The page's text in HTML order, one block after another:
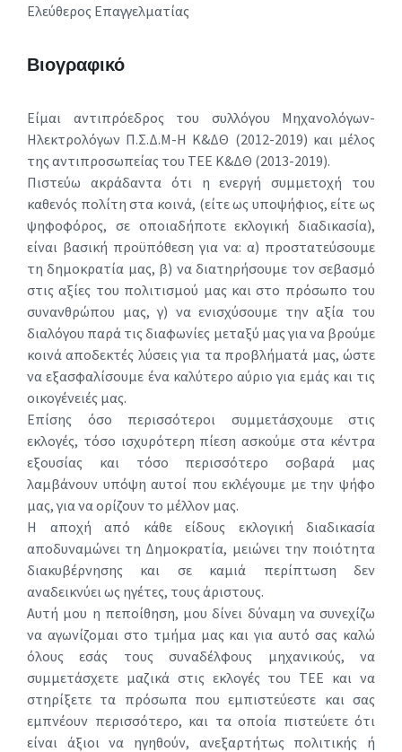
Ελεύθερος Επαγγελματίας
Βιογραφικό
Είμαι αντιπρόεδρος του συλλόγου Μηχανολόγων-
Ηλεκτρολόγων Π.Σ.Δ.Μ-Η Κ&ΔΘ (2012-2019) και μέλος
της αντιπροσωπείας του ΤΕΕ Κ&ΔΘ (2013-2019).
Πιστεύω ακράδαντα ότι η ενεργή συμμετοχή του
καθενός πολίτη στα κοινά, (είτε ως υποψήφιος, είτε ως
ψηφοφόρος, σε οποιαδήποτε εκλογική διαδικασία),
είναι βασική προϋπόθεση για να: α) προστατεύσουμε
τη δημοκρατία μας, β) να διατηρήσουμε τον σεβασμό
στις αξίες του πολιτισμού μας και στο πρόσωπο του
συνανθρώπου μας, γ) να ενισχύσουμε την αξία του
διαλόγου παρά τις διαφωνίες μεταξύ μας για να βρούμε
κοινά αποδεκτές λύσεις για τα προβλήματά μας, ώστε
να εξασφαλίσουμε ένα καλύτερο αύριο για εμάς και τις
οικογένειές μας.
Επίσης όσο περισσότεροι συμμετάσχουμε στις
εκλογές, τόσο ισχυρότερη πίεση ασκούμε στα κέντρα
εξουσίας και τόσο περισσότερο σοβαρά μας
λαμβάνουν υπόψη αυτοί που εκλέγουμε με την ψήφο
μας, για να ορίζουν το μέλλον μας.
Η αποχή από κάθε είδους εκλογική διαδικασία
αποδυναμώνει τη Δημοκρατία, μειώνει την ποιότητα
διακυβέρνησης και σε καμιά περίπτωση δεν
αναδεικνύει ως ηγέτες, τους άριστους.
Αυτή μου η πεποίθηση, μου δίνει δύναμη να συνεχίζω
να αγωνίζομαι στο τμήμα μας και για αυτό σας καλώ
όλους εσάς τους συναδέλφους μηχανικούς, να
συμμετάσχετε μαζικά στις εκλογές του ΤΕΕ και να
στηρίξετε τα πρόσωπα που εμπιστεύεστε και σας
εμπνέουν περισσότερο, και τα οποία πιστεύετε ότι
είναι άξιοι να ηγηθούν, ανεξαρτήτως πολιτικής ή